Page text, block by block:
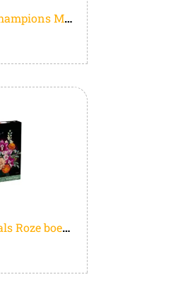
LEGO Speed Champions Mercedes-AMG G 63 en Mercedes-AMG SL 63 - 76924
LEGO Botanicals Roze boeket - Bloemen Decoratie - 10342